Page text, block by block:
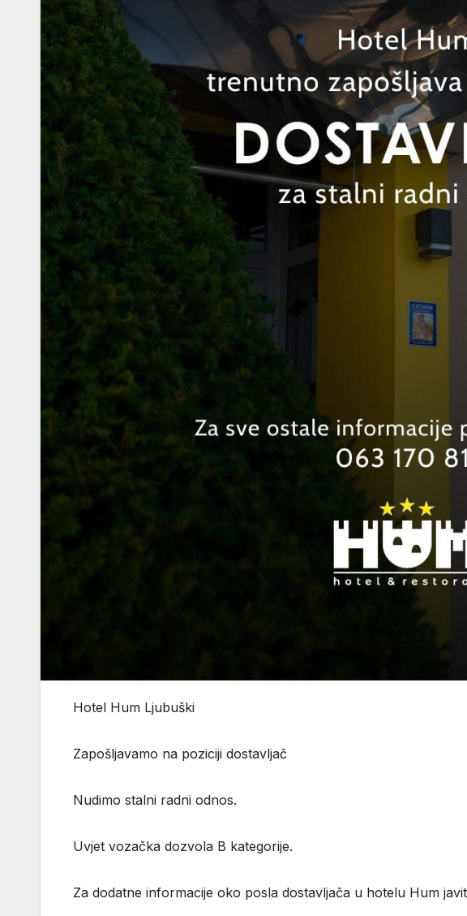
Hotel Hum Ljubuški
Zapošljavamo na poziciji dostavljač
Nudimo stalni radni odnos.
Uvjet vozačka dozvola B kategorije.
Za dodatne informacije oko posla dostavljača u hotelu Hum